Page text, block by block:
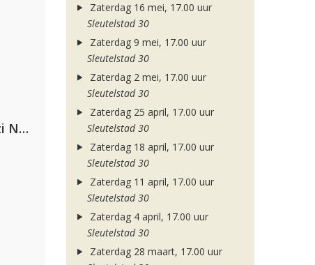
Gabry Ponte, Sean Paul & Natti Natasha
Zaterdag 16 mei, 17.00 uur
Sleutelstad 30
Zaterdag 9 mei, 17.00 uur
Sleutelstad 30
Zaterdag 2 mei, 17.00 uur
Sleutelstad 30
Zaterdag 25 april, 17.00 uur
Sleutelstad 30
Zaterdag 18 april, 17.00 uur
Sleutelstad 30
Zaterdag 11 april, 17.00 uur
Sleutelstad 30
Zaterdag 4 april, 17.00 uur
Sleutelstad 30
Zaterdag 28 maart, 17.00 uur